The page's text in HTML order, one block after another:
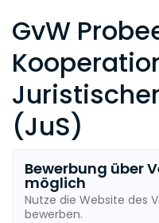
GvW
(JuS)
Bewerbung über
möglich
Nutze die Website des
bewerben.